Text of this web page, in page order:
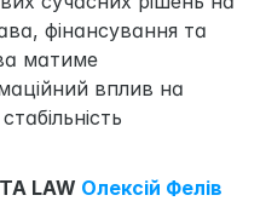
фінансування та
матиме
вплив на
LAW